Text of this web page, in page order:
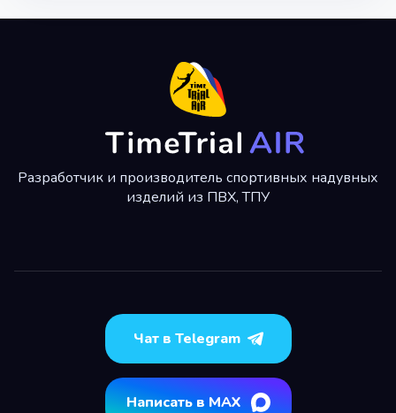
Разработчик и производитель спортивных надувных
изделий из ПВХ, ТПУ
Чат в Telegram
Написать в MAX